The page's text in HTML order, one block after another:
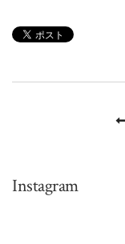
Instagram